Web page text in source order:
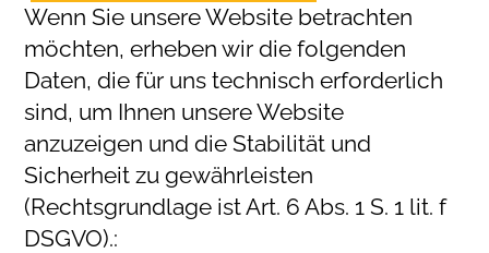
Wenn Sie unsere Website betrachten
möchten, erheben wir die folgenden
Daten, die für uns technisch erforderlich
sind, um Ihnen unsere Website
anzuzeigen und die Stabilität und
Sicherheit zu gewährleisten
(Rechtsgrundlage ist Art. 6 Abs. 1 S. 1 lit. f
DSGVO).: